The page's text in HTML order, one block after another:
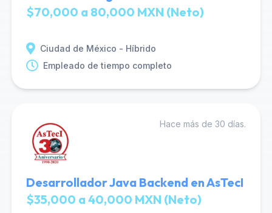
$70,000 a 80,000 MXN (Neto)
Ciudad de México - Híbrido
Empleado de tiempo completo
Hace más de 30 días.
Desarrollador Java Backend en AsTecI
$35,000 a 40,000 MXN (Neto)